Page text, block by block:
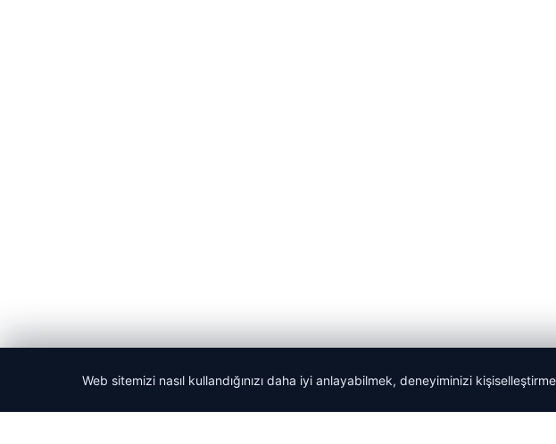
Web sitemizi nasıl kullandığınızı daha iyi anlayabilmek, deneyiminizi